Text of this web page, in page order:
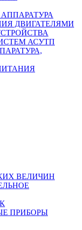
ДВИГАТЕЛЯМИ
АСУТП
ВЕЛИЧИН
ПРИБОРЫ